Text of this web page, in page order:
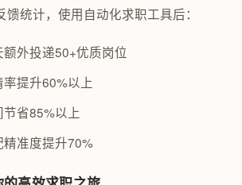
统计，使用自动化求职工具后：
额外投递50+优质岗位
率提升60%以上
省85%以上
精准度提升70%